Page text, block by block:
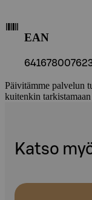
EAN
Päivitämme palvelun
kuitenkin
Katso